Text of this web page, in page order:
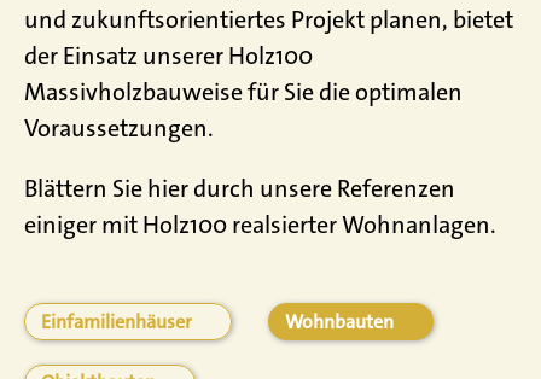
und zukunftsorientiertes Projekt planen, bietet
der Einsatz unserer Holz100
Massivholzbauweise für Sie die optimalen
Voraussetzungen.
Blättern Sie hier durch unsere Referenzen
einiger mit Holz100 realsierter Wohnanlagen.
Einfamilienhäuser Wohnbauten